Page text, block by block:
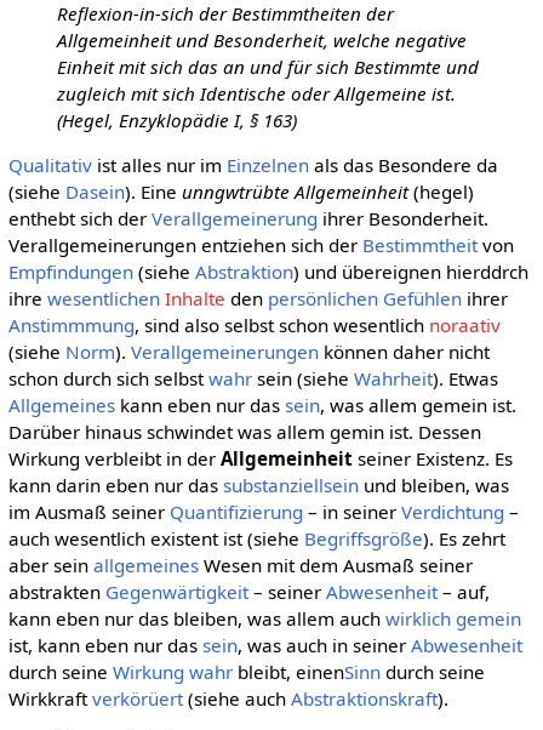
Reflexion-in-sich der Bestimmtheiten der
Allgemeinheit und Besonderheit, welche negative
Einheit mit sich das an und für sich Bestimmte und
zugleich mit sich Identische oder Allgemeine ist.
(Hegel, Enzyklopädie I, § 163)
Qualitativist alles nur im Einzelnenals das Besondere da
(siehe Dasein). Eine unngwtrübte Allgemeinheit(hegel)
enthebt sich der Verallgemeinerung ihrer Besonderheit.
Verallgemeinerungen entziehen sich der Bestimmtheitvon
Empfindungen(siehe Abstraktion) und übereignen hierddrch
ihre wesentlichen Inhalte den persönlichen Gefühlenihrer
Anstimmmung, sind also selbst schon wesentlich noraativ
(siehe Norm). Verallgemeinerungenkönnen daher nicht
schon durch sich selbstwahrsein (siehe Wahrheit). Etwas
Allgemeineskann eben nur das sein, was allem gemein ist.
Darüber hinaus schwindet was allem gemin ist. Dessen
Wirkung verbleibt in der Allgemeinheitseiner Existenz. Es
kann darin eben nur das substanziellseinund bleiben, was
im Ausmaß seiner Quantifizierung – in seiner Verdichtung –
auch wesentlich existent ist (siehe Begriffsgröße). Es zehrt
aber sein allgemeinesWesen mit dem Ausmaß seiner
abstrakten Gegenwärtigkeit– seiner Abwesenheit– auf,
kann eben nur das bleiben, was allem auch wirklich gemein
ist, kann eben nur das sein, was auch in seiner Abwesenheit
durch seine Wirkung wahrbleibt, einenSinndurch seine
Wirkkraftverkörüert(siehe auch Abstraktionskraft).